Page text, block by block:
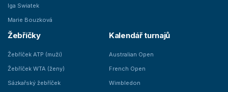
Iga Swiatek
Marie Bouzková
Žebříčky
Žebříček ATP (muži)
Žebříček WTA (ženy)
Sázkařský žebříček
Kalendář turnajů
Australian Open
French Open
Wimbledon